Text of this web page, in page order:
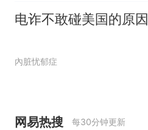
电诈不敢碰美国的原因
內脏忧郁症
网易热搜 每30分钟更新